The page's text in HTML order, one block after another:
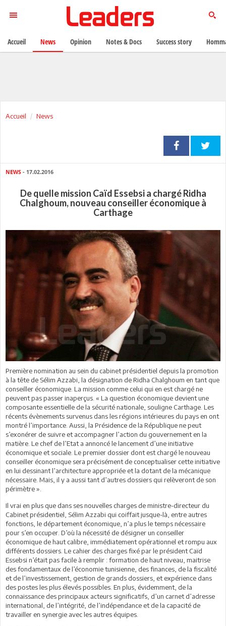
Accueil News
NEWS - 17.02.2016
De quelle mission Caïd Essebsi a chargé Ridha
Chalghoum, nouveau conseiller économique à
Carthage
Première nomination au sein du cabinet présidentiel depuis la promotion
à la tête de Sélim Azzabi, la désignation de Ridha Chalghoum en tant que
conseiller économique. La mission comme celui qui en est chargé ne
peuvent pas passer inaperçus. « La question économique devient une
composante essentielle de la sécurité nationale, souligne Carthage. Les
récents évènements survenus dans les régions intérieures du pays en ont
montré l’importance. Aussi, la Présidence de la République ne peut
s’exonérer de suivre et accompagner l’action du gouvernement en la
matière. Le chef de l’Etat a annoncé le lancement d’une initiative
économique et sociale. Le premier dossier dont est chargé le nouveau
conseiller économique sera précisément de conceptualiser cette initiative
en lui dessinant l’architecture appropriée et la dotant de la mécanique
nécessaire. Mais, il y a aussi tant d’autres dossiers qui relèveront de son
périmètre ».
Il vrai en plus que dans ses nouvelles charges de ministre-directeur du
Cabinet présidentiel, Sélim Azzabi qui coiffait jusque-là, entre autres
fonctions, le département économique, n’a plus le temps nécessaire
pour s’en occuper. D’où la nécessité de désigner un conseiller
économique de haut calibre, immédiatement opérationnel et rompu aux
différents dossiers. Le cahier des charges fixé par le président Caïd
Essebsi n’était pas facile à remplir : formation de haut niveau, maitrise
des fondamentaux de l’économie tunisienne, des finances, de la fiscalité
et de l’investissement, gestion de grands dossiers, et expérience dans
des postes les plus élevés possibles. En plus, évidemment, de la
connaissance des principaux acteurs significatifs, d’un carnet d’adresse
international, de l’intégrité, de l’indépendance et de la capacité de
travailler en synergie avec les autres équipes.
Accueil News Opinion Notes & Docs Success story